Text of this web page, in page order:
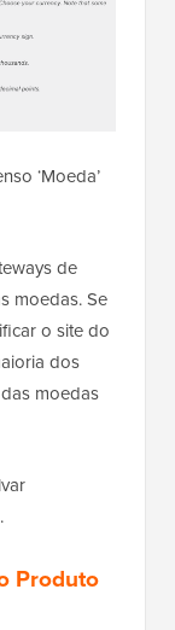
‘Moeda’
de
moedas. Se
o site do
dos
moedas
Produto